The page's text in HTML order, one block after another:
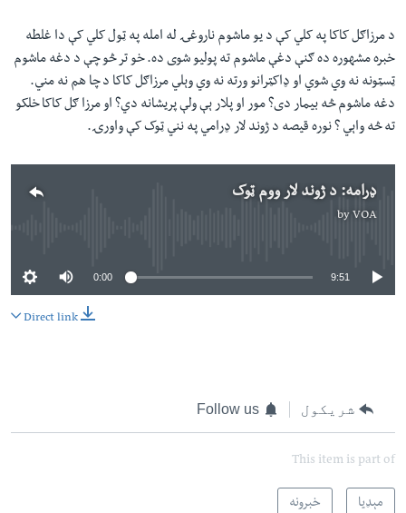
د مرزاګل کاکا په کلي کې د یو ماشوم ناروغۍ له امله په ټول کلي کې دا غلطه
خبره مشهوره ده ګنې دغې ماشوم ته پولیو شوی ده. خو تر څو چې د دغه ماشوم
ټسټونه نه وي شوي او ډاکټرانو ورته نه وي وېلي مرزاګل کاکا د چا هم نه مني.
دغه ماشوم څه بیمار دی؟ مور او پلار ېې ولې پریشانه دي؟ او مرزا ګل کاکا خلکو
ته څه واېي ؟ نوره قیصه د ژوند لار ډرامي په نني ټوک کې واورۍ.
ډرامه: د ژوند لار ووم ټوک
by VOA
0:00 9:51
Direct link
شریکول Follow us
This item is part of
مېډیا خبرونه